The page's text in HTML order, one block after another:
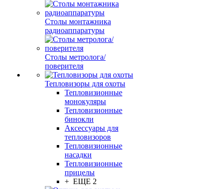
Столы монтажника
радиоаппаратуры
Столы метролога/
поверителя
Тепловизоры для охоты
Тепловизионные
монокуляры
Тепловизионные
бинокли
Аксессуары для
тепловизоров
Тепловизионные
насадки
Тепловизионные
прицелы
+ ЕЩЕ 2